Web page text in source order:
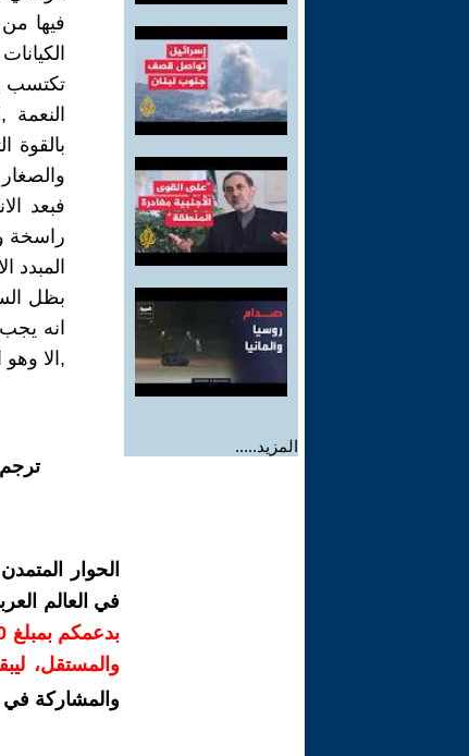
المزيد.....
فيها
تكتسب
بالقوة
فبعد
راسخة
بظل
انه
,الا وهو
الحوار
في العالم
والمستقل،
والمشاركة